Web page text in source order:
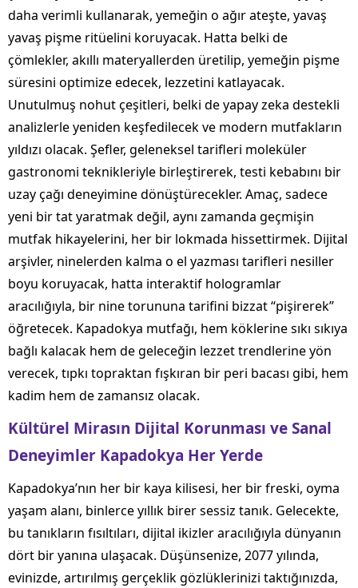
daha verimli kullanarak, yemeğin o ağır ateşte, yavaş
yavaş pişme ritüelini koruyacak. Hatta belki de
çömlekler, akıllı materyallerden üretilip, yemeğin pişme
süresini optimize edecek, lezzetini katlayacak.
Unutulmuş nohut çeşitleri, belki de yapay zeka destekli
analizlerle yeniden keşfedilecek ve modern mutfakların
yıldızı olacak. Şefler, geleneksel tarifleri moleküler
gastronomi teknikleriyle birleştirerek, testi kebabını bir
uzay çağı deneyimine dönüştürecekler. Amaç, sadece
yeni bir tat yaratmak değil, aynı zamanda geçmişin
mutfak hikayelerini, her bir lokmada hissettirmek. Dijital
arşivler, ninelerden kalma o el yazması tarifleri nesiller
boyu koruyacak, hatta interaktif hologramlar
aracılığıyla, bir nine torununa tarifini bizzat “pişirerek”
öğretecek. Kapadokya mutfağı, hem köklerine sıkı sıkıya
bağlı kalacak hem de geleceğin lezzet trendlerine yön
verecek, tıpkı topraktan fışkıran bir peri bacası gibi, hem
kadim hem de zamansız olacak.
Kültürel Mirasın Dijital Korunması ve Sanal
Deneyimler Kapadokya Her Yerde
Kapadokya’nın her bir kaya kilisesi, her bir freski, oyma
yaşam alanı, binlerce yıllık birer sessiz tanık. Gelecekte,
bu tanıkların fısıltıları, dijital ikizler aracılığıyla dünyanın
dört bir yanına ulaşacak. Düşünsenize, 2077 yılında,
evinizde, artırılmış gerçeklik gözlüklerinizi taktığınızda,